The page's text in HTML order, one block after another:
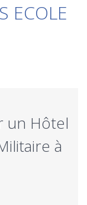
ECOLE
un Hôtel
à